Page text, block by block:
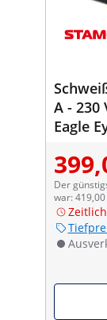
A - 230
Eagle
Der
war: 419,00